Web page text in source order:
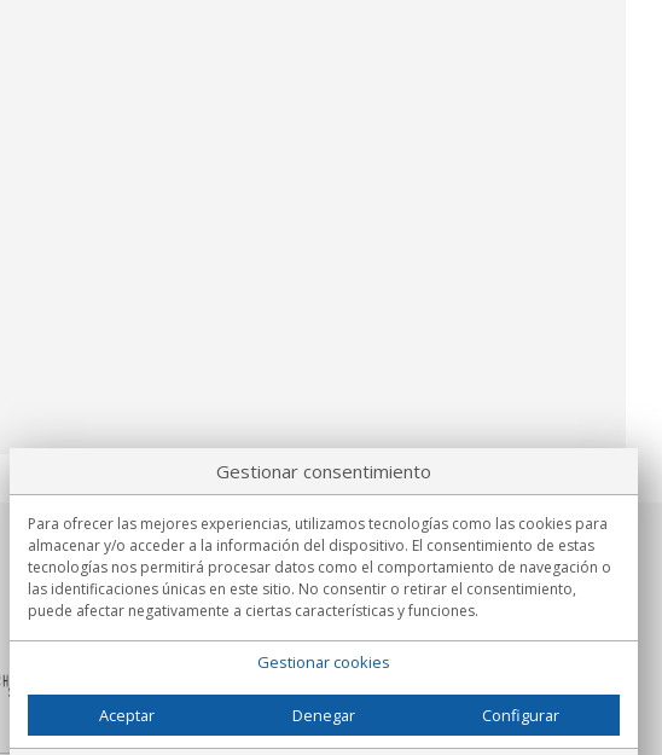
Información
Lu.-Vi. 9:00h - 15:00h.
Entrega en
Gestionar consentimiento
Para ofrecer las mejores experiencias, utilizamos tecnologías como las cookies para
almacenar y/o acceder a la información del dispositivo. El consentimiento de estas
tecnologías nos permitirá procesar datos como el comportamiento de navegación o
las identificaciones únicas en este sitio. No consentir o retirar el consentimiento,
puede afectar negativamente a ciertas características y funciones.
Gestionar cookies
Aceptar Denegar Configurar